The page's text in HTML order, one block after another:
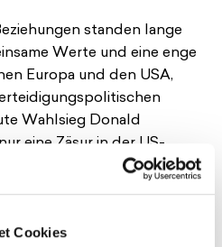
Cookies
standen lange
Werte und eine enge
Europa und den USA,
Wahlsieg Donald
eine Zäsur in der US-
und Außenpolitik, sondern
für ungleiche